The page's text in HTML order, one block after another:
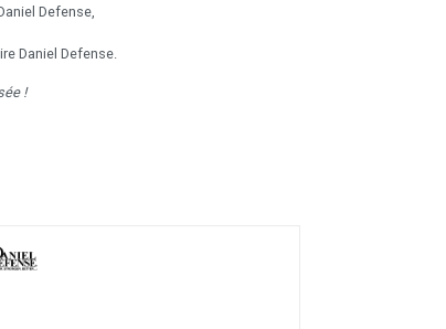
Defense,
Daniel Defense.
!